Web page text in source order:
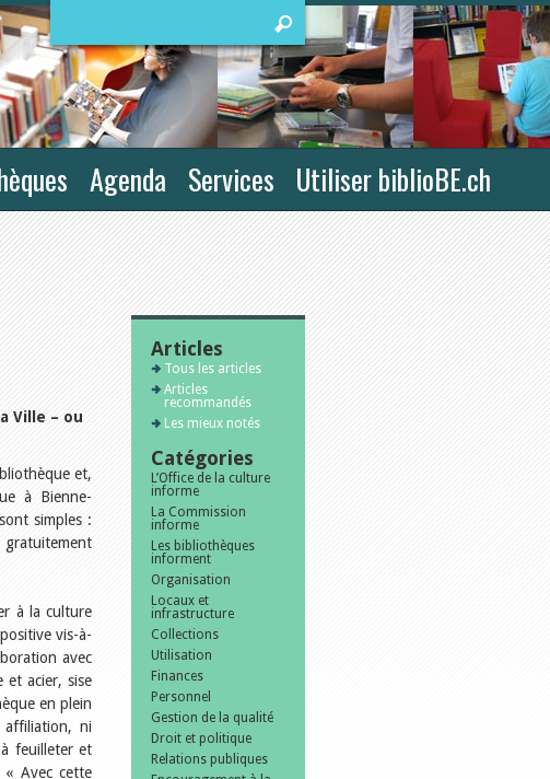
Agenda Services Utiliser biblioBE.ch
Ville – ou
et,
à Bienne-
simples :
gratuitement
à la culture
vis-à-
avec
et acier, sise
en plein
affiliation, ni
feuilleter et
Avec cette
Articles
Tous les articles
Articles
recommandés
Les mieux notés
Catégories
L’Office de la culture
informe
La Commission
informe
Les bibliothèques
informent
Organisation
Locaux et
infrastructure
Collections
Utilisation
Finances
Personnel
Gestion de la qualité
Droit et politique
Relations publiques